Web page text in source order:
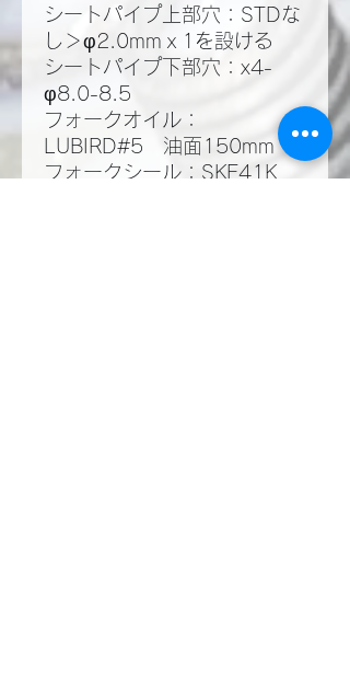
シートパイプ上部穴：STDな
し＞φ2.0mmｘ1を設ける
シートパイプ下部穴：x4-
φ8.0-8.5
フォークオイル：
LUBIRD#5 油面150mm
フォークシール：SKF41K